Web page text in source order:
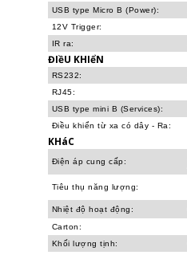
USB type Micro B (Power):
12V Trigger:
IR ra:
ĐIềU KHIểN
RS232:
RJ45:
USB type mini B (Services):
Điều khiển từ xa có dây - Ra:
KHáC
Điện áp cung cấp:
Tiêu thụ năng lượng:
Nhiệt độ hoạt động:
Carton:
Khối lượng tịnh: